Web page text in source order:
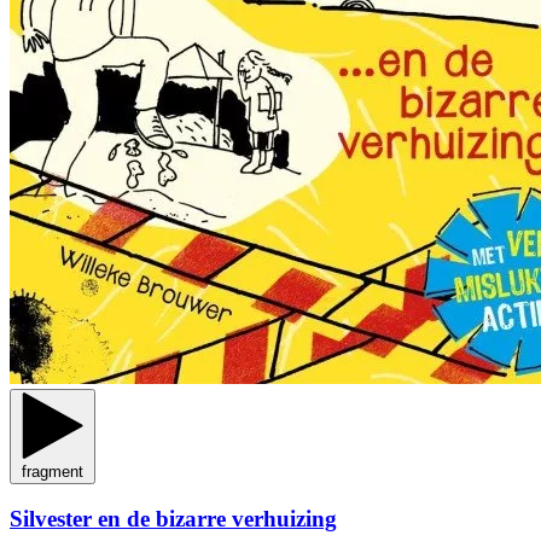
fragment
Silvester en de bizarre verhuizing